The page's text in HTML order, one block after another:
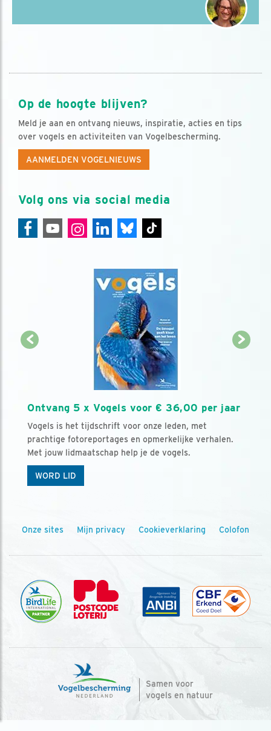
Op de hoogte blijven?
Meld je aan en ontvang nieuws, inspiratie, acties en tips
over vogels en activiteiten van Vogelbescherming.
AANMELDEN VOGELNIEUWS
Volg ons via social media
Ontvang 5 x Vogels voor € 36,00 per jaar
Vogels is het tijdschrift voor onze leden, met
prachtige fotoreportages en opmerkelijke verhalen.
Met jouw lidmaatschap help je de vogels.
WORD LID
Onze sites Mijn privacy Cookieverklaring Colofon
Samen voor
vogels en natuur